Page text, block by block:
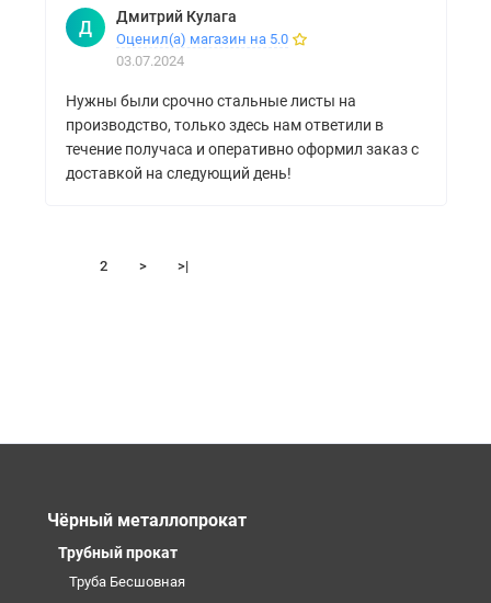
Д Дмитрий Кулага
Оценил(а) магазин на 5.0
03.07.2024
Нужны были срочно стальные листы на
производство, только здесь нам ответили в
течение получаса и оперативно оформил заказ с
доставкой на следующий день!
2 > >|
Чёрный металлопрокат
Трубный прокат
Труба Бесшовная